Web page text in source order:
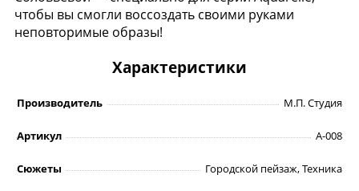
чтобы вы смогли воссоздать своими руками
неповторимые образы!
Характеристики
Производитель М.П. Студия
Артикул А-008
Сюжеты Городской пейзаж, Техника